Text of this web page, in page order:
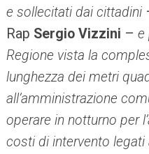
e sollecitati dai cittadini
Rap Sergio Vizzini –e
Regione vista la
lunghezza dei metri
all’amministrazione
operare in notturno per
costi di intervento